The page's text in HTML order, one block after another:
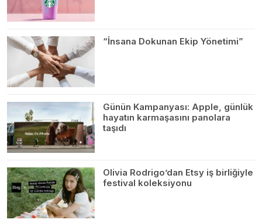
“İnsana Dokunan Ekip Yönetimi”
Günün Kampanyası: Apple, günlük
hayatın karmaşasını panolara
taşıdı
Olivia Rodrigo’dan Etsy iş birliğiyle
festival koleksiyonu